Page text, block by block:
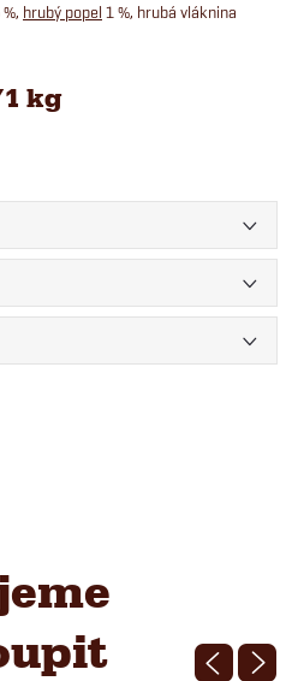
hrubý popel 1 %, hrubá vláknina
kg